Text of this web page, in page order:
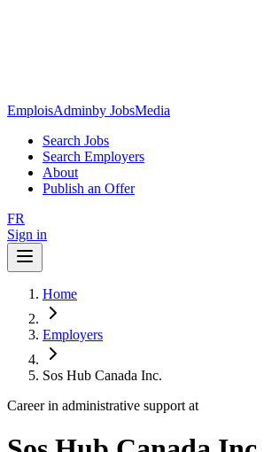
EmploisAdminby JobsMedia
Search Jobs
Search Employers
About
Publish an Offer
FR
Sign in
Home
Employers
Sos Hub Canada Inc.
Career in administrative support at